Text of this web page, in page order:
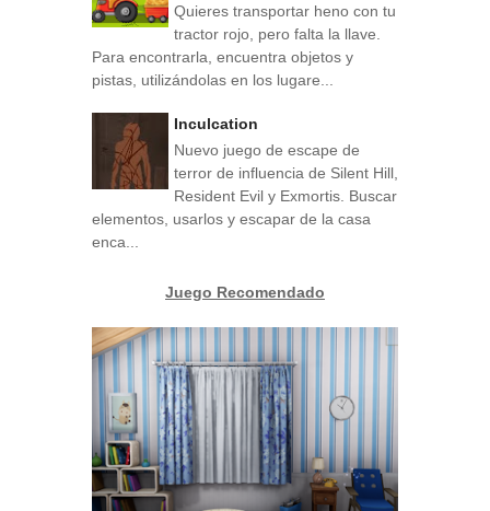
Quieres transportar heno con tu
tractor rojo, pero falta la llave.
Para encontrarla, encuentra objetos y
pistas, utilizándolas en los lugare...
Inculcation
Nuevo juego de escape de
terror de influencia de Silent Hill,
Resident Evil y Exmortis. Buscar
elementos, usarlos y escapar de la casa
enca...
Juego Recomendado